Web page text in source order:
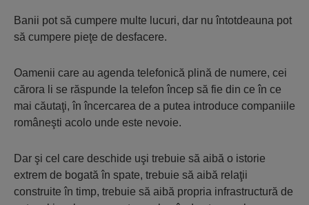
Banii pot să cumpere multe lucuri, dar nu întotdeauna pot
să cumpere pieţe de desfacere.
Oamenii care au agenda telefonică plină de numere, cei
cărora li se răspunde la telefon încep să fie din ce în ce
mai căutaţi, în încercarea de a putea introduce companiile
româneşti acolo unde este nevoie.
Dar şi cel care deschide uşi trebuie să aibă o istorie
extrem de bogată în spate, trebuie să aibă relaţii
construite în timp, trebuie să aibă propria infrastructură de